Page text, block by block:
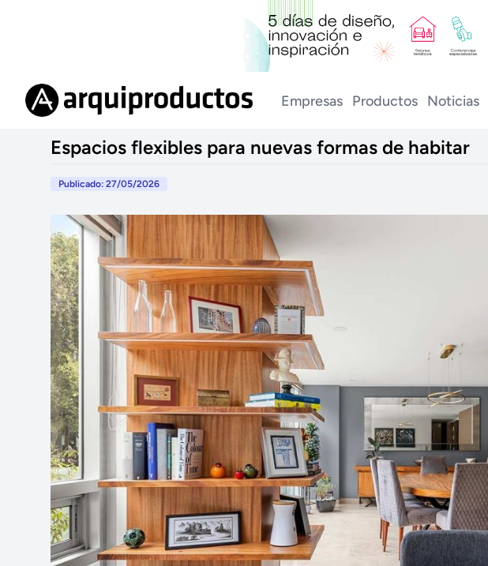
Empresas Productos Noticias
Espacios flexibles para nuevas formas de habitar
Publicado: 27/05/2026